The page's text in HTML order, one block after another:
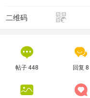

二维码

帖子 448

回复 8
 